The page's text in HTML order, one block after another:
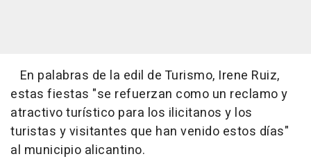
En palabras de la edil de Turismo, Irene Ruiz,
estas fiestas "se refuerzan como un reclamo y
atractivo turístico para los ilicitanos y los
turistas y visitantes que han venido estos días"
al municipio alicantino.